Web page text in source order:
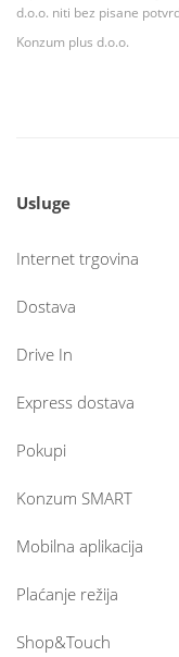
d.o.o. niti bez pisane
Konzum plus d.o.o.
Usluge
Internet trgovina
Dostava
Drive In
Express dostava
Pokupi
Konzum SMART
Mobilna aplikacija
Plaćanje režija
Shop&Touch